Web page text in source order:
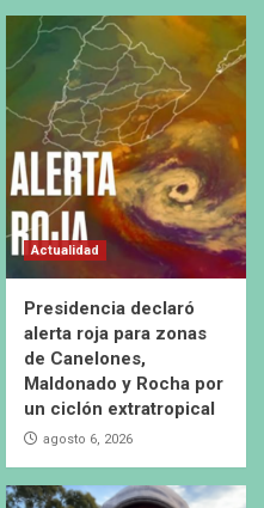
Actualidad
Presidencia declaró
alerta roja para zonas
de Canelones,
Maldonado y Rocha por
un ciclón extratropical
agosto 6, 2026